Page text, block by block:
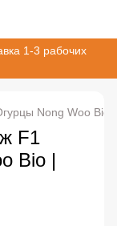
1-3 рабочих
Nong Woo Bio
F1
Bio |